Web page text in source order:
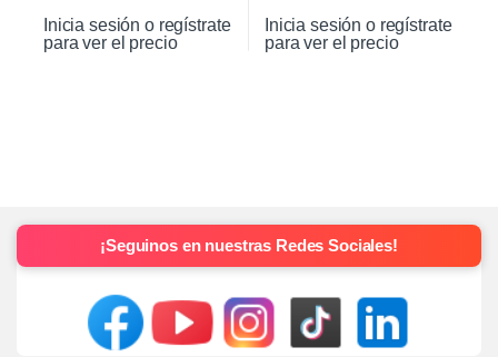
Inicia sesión o regístrate
para ver el precio
Inicia sesión o regístrate
para ver el precio
¡Seguinos en nuestras Redes Sociales!